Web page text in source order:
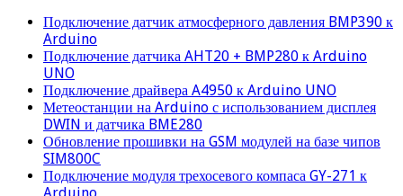
Подключение датчик атмосферного давления BMP390 к
Arduino
Подключение датчика AHT20 + BMP280 к Arduino
UNO
Подключение драйвера A4950 к Arduino UNO
Метеостанции на Arduino с использованием дисплея
DWIN и датчика BME280
Обновление прошивки на GSM модулей на базе чипов
SIM800C
Подключение модуля трехосевого компаса GY-271 к